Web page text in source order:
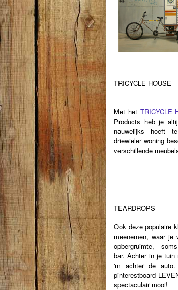
TRICYCLE HOUSE
Met het TRICYCLE
Products heb je
nauwelijks hoeft
driewieler woning
verschillende
TEARDROPS
Ook deze populaire
meenemen, waar
opbergruimte,
bar. Achter in je tuin
'm achter de auto.
pinterestboard
spectaculair mooi!